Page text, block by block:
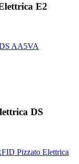
E2
DS